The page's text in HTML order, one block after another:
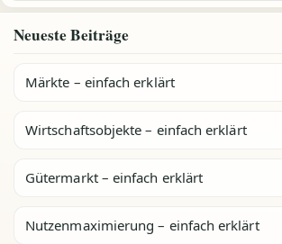
Neueste Beiträge
Märkte – einfach erklärt
Wirtschaftsobjekte – einfach erklärt
Gütermarkt – einfach erklärt
Nutzenmaximierung – einfach erklärt